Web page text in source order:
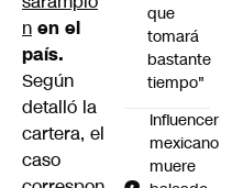
n en el
país.
Según
detalló la
cartera, el
caso
que
tomará
bastante
tiempo"
Influencer
mexicano
muere